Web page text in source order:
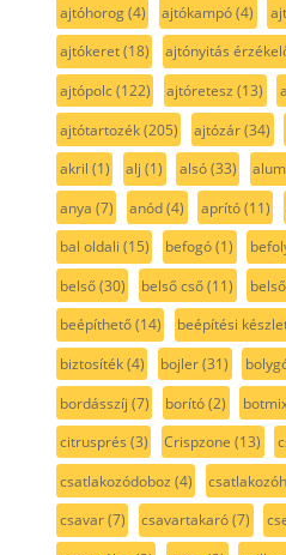
ajtóhorog(4) ajtókampó(4)
ajtókeret(18) ajtónyitás
ajtópolc(122) ajtóretesz (13)
ajtótartozék(205) ajtózár(34)
akril (1) alj (1) alsó(33)
anya (7) anód(4) aprító(11)
bal oldali (15) befogó(1)
belső(30) belső cső(11)
beépíthető(14) beépítési
biztosíték(4) bojler(31)
bordásszíj (7) borító(2)
citrusprés (3) Crispzone (13)
csatlakozódoboz (4)
csavar(7) csavartakaró(7)